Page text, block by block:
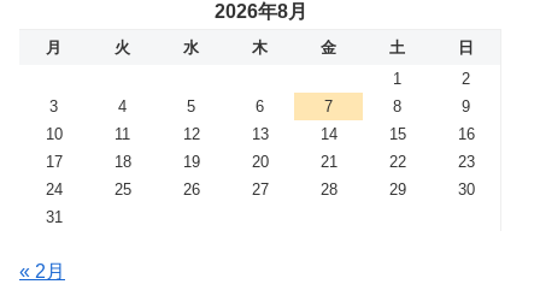
2026年8月
月 火 水 木 金 土
日
1
2
3
4 5 6 7 8
9
10
11 12 13 14 15
16
17
18 19 20 21 22
23
24
25 26 27 28 29
30
31
« 2月